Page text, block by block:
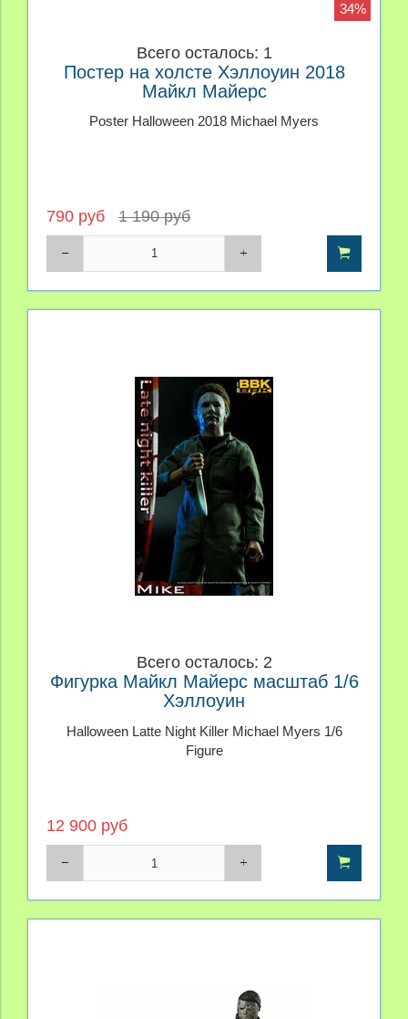
34%
Всего осталось: 1
Постер на холсте Хэллоуин 2018
Майкл Майерс
Poster Halloween 2018 Michael Myers
790 руб 1 190 руб
Всего осталось: 2
Фигурка Майкл Майерс масштаб 1/6
Хэллоуин
Halloween Latte Night Killer Michael Myers 1/6
Figure
12 900 руб